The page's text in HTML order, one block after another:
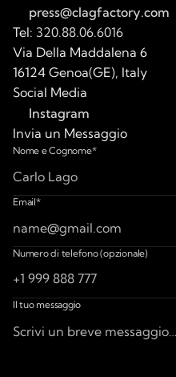
press@clagfactory.com
Tel: 320.88.06.6016
Via Della Maddalena 6
16124 Genoa(GE), Italy
Social Media
Instagram
Invia un Messaggio
Make an Offer for
Nome e Cognome*
Email*
Numero di telefono (opzionale)
Il tuo messaggio